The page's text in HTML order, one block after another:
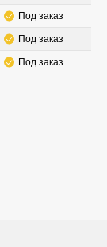
Под заказ
Под заказ
Под заказ